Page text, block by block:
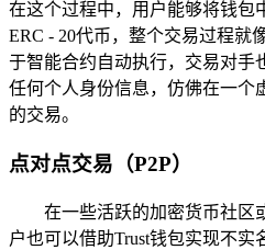
在这个过程中，用户能够将钱包
ERC - 20代币，整个交易过程就
于智能合约自动执行，交易对手
任何个人身份信息，仿佛在一个
的交易。
点对点交易（P2P）
在一些活跃的加密货币社区
户也可以借助Trust钱包实现不